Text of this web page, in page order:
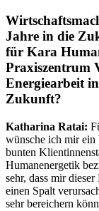
Jahre in die
für Kara
Praxiszentrum
Energiearbeit
Zukunft?
Katharina Ratai:
wünsche ich mir ein
bunten
Humanenergetik
sehr, dass mir
einen Spalt
sehr bereichern